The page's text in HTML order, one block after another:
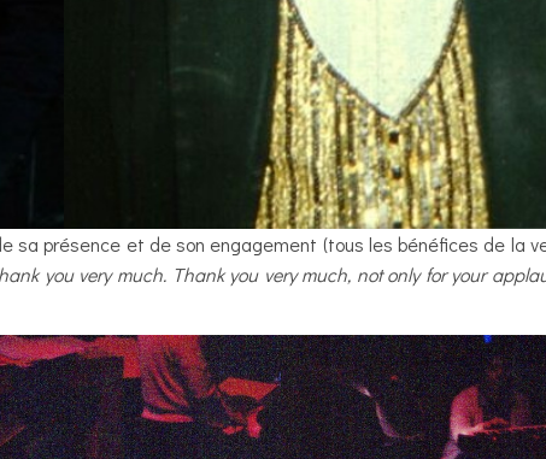
sa présence et de son engagement (tous les bénéfices de la
you very much. Thank you very much, not only for your